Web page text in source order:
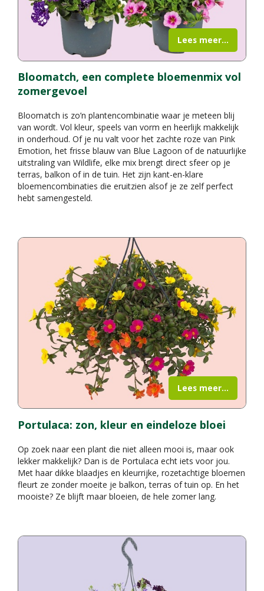
Bloomatch, een complete bloemenmix vol
zomergevoel
Bloomatch is zo’n plantencombinatie waar je meteen blij
van wordt. Vol kleur, speels van vorm en heerlijk makkelijk
in onderhoud. Of je nu valt voor het zachte roze van Pink
Emotion, het frisse blauw van Blue Lagoon of de natuurlijke
uitstraling van Wildlife, elke mix brengt direct sfeer op je
terras, balkon of in de tuin. Het zijn kant-en-klare
bloemencombinaties die eruitzien alsof je ze zelf perfect
hebt samengesteld.
Lees meer...
Portulaca: zon, kleur en eindeloze bloei
Op zoek naar een plant die niet alleen mooi is, maar ook
lekker makkelijk? Dan is de Portulaca echt iets voor jou.
Met haar dikke blaadjes en kleurrijke, rozetachtige bloemen
fleurt ze zonder moeite je balkon, terras of tuin op. En het
mooiste? Ze blijft maar bloeien, de hele zomer lang.
Lees meer...